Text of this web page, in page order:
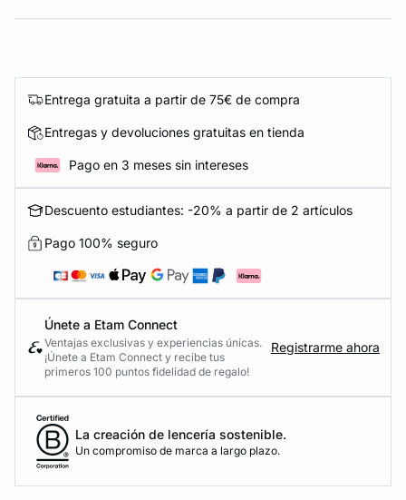
Entrega gratuita a partir de 75€ de compra
Entregas y devoluciones gratuitas en tienda
Pago en 3 meses sin intereses
Descuento estudiantes: -20% a partir de 2 artículos
Pago 100% seguro
Únete a Etam Connect
Ventajas exclusivas y experiencias únicas.
¡Únete a Etam Connect y recibe tus
primeros 100 puntos fidelidad de regalo!
Registrarme ahora
La creación de lencería sostenible.
Un compromiso de marca a largo plazo.